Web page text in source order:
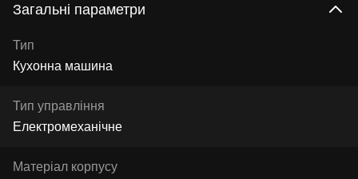
Загальні параметри
Тип
Кухонна машина
Тип управління
Електромеханічне
Матеріал корпусу